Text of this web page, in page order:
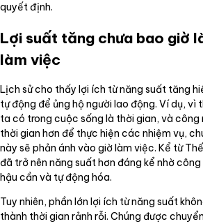
quyết định.
Lợi suất tăng chưa bao giờ
làm việc
Lịch sử cho thấy lợi ích từ năng suất tăng
tự động để ủng hộ người lao động. Ví dụ, vì
ta có trong cuộc sống là thời gian, và công
thời gian hơn để thực hiện các nhiệm vụ,
này sẽ phản ánh vào giờ làm việc. Kể từ
đã trở nên năng suất hơn đáng kể nhờ
hậu cần và tự động hóa.
Tuy nhiên, phần lớn lợi ích từ năng suất
thành thời gian rảnh rỗi. Chúng được